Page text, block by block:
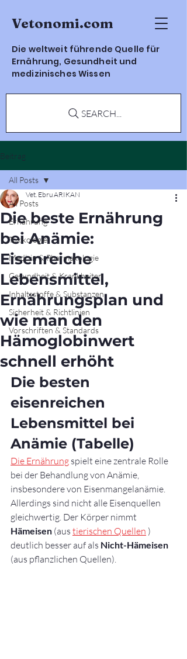
Vetonomi.com
Die weltweit führende Quelle für
Ernährung, Gesundheit und
medizinisches Wissen
SEARCH...
Beitrag
All Posts
Ernährung
Toxikologie
Medizin & Pharmakologie
Gesundheit & Krankheiten
Inhaltsstoffe & Substanzen
Sicherheit & Richtlinien
Vorschriften & Standards
All Posts
Die beste Ernährung
bei Anämie:
Eisenreiche
Lebensmittel,
Ernährungsplan und
wie man den
Hämoglobinwert
schnell erhöht
Vet. Ebru ARIKAN
Die besten
eisenreichen
Lebensmittel bei
Anämie (Tabelle)
Die Ernährung spielt eine zentrale Rolle
bei der Behandlung von Anämie,
insbesondere von Eisenmangelanämie.
Allerdings sind nicht alle Eisenquellen
gleichwertig. Der Körper nimmt
Hämeisen (aus tierischen Quellen )
deutlich besser auf als Nicht-Hämeisen
(aus pflanzlichen Quellen).